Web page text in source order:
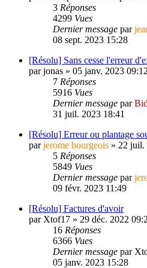
3 Réponses
4299 Vues
Dernier message par
08 sept. 2023 15:28
[Résolu] Sans cesse l'erreur
parjonas » 05 janv. 2023 09:12
7 Réponses
5916 Vues
Dernier message par
31 juil. 2023 18:41
[Résolu] Erreur ou plantage
parjerome bourgeois » 22 juil.
5 Réponses
5849 Vues
Dernier message par
09 févr. 2023 11:49
[Résolu] Factures d'avoir
par Xtof17 » 29 déc. 2022
16 Réponses
6366 Vues
Dernier message par
05 janv. 2023 15:28